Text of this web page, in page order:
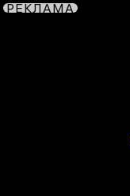
РЕКЛАМА